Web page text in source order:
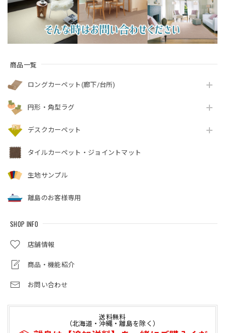
商品一覧
ロングカーペット(廊下/台所)
円形・角型ラグ
デスクカーペット
タイルカーペット・ジョイントマット
生地サンプル
離島のお客様専用
SHOP INFO
店舗情報
商品・機能紹介
お問い合わせ
送料無料
（北海道・沖縄・離島を除く）